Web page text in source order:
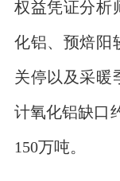
权益凭证分析
化铝、预焙阳
关停以及采暖
计氧化铝缺口
150万吨。